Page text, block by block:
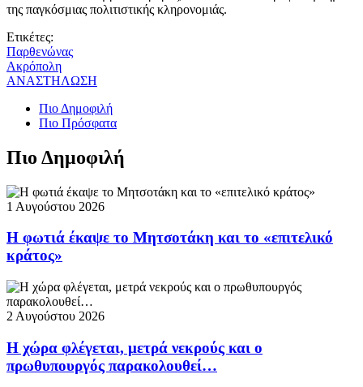
της παγκόσμιας πολιτιστικής κληρονομιάς.
Ετικέτες:
Παρθενώνας
Ακρόπολη
ΑΝΑΣΤΗΛΩΣΗ
Πιο Δημοφιλή
Πιο Πρόσφατα
Πιο Δημοφιλή
1 Αυγούστου 2026
Η φωτιά έκαψε το Μητσοτάκη και το «επιτελικό
κράτος»
2 Αυγούστου 2026
Η χώρα φλέγεται, μετρά νεκρούς και ο
πρωθυπουργός παρακολουθεί…